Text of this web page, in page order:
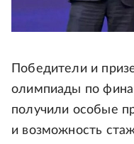
Победители и
олимпиады по
получили особые
и возможность